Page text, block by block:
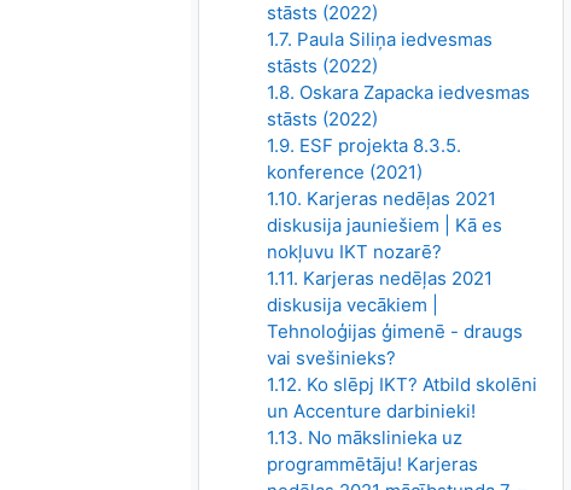
stāsts (2022)
1.7. Paula Siliņa iedvesmas
stāsts (2022)
1.8. Oskara Zapacka iedvesmas
stāsts (2022)
1.9. ESF projekta 8.3.5.
konference (2021)
1.10. Karjeras nedēļas 2021
diskusija jauniešiem | Kā es
nokļuvu IKT nozarē?
1.11. Karjeras nedēļas 2021
diskusija vecākiem |
Tehnoloģijas ģimenē - draugs
vai svešinieks?
1.12. Ko slēpj IKT? Atbild skolēni
un Accenture darbinieki!
1.13. No mākslinieka uz
programmētāju! Karjeras